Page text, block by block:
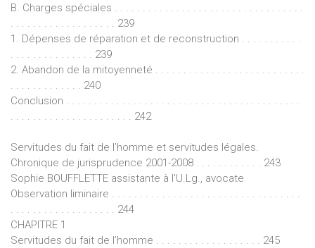
B. Charges spéciales . . . . . . . . . . . . . . . . . . . . . . . . . . . . . . . . . .
. . . . . . . . . . . . . . . . . . . 239
1. Dépenses de réparation et de reconstruction . . . . . . . . . . .
. . . . . . . . . . . . . . . 239
2. Abandon de la mitoyenneté . . . . . . . . . . . . . . . . . . . . . . . . . . .
. . . . . . . . . . . . . 240
Conclusion . . . . . . . . . . . . . . . . . . . . . . . . . . . . . . . . . . . . . . . . . .
. . . . . . . . . . . . . . . . . . . . . . 242
Servitudes du fait de l’homme et servitudes légales.
Chronique de jurisprudence 2001-2008 . . . . . . . . . . . . 243
Sophie BOUFFLETTE assistante à l’U.Lg., avocate
Observation liminaire . . . . . . . . . . . . . . . . . . . . . . . . . . . . . . . . . .
. . . . . . . . . . . . . . . . . . . 244
CHAPITRE 1
Servitudes du fait de l’homme . . . . . . . . . . . . . . . . . . . 245